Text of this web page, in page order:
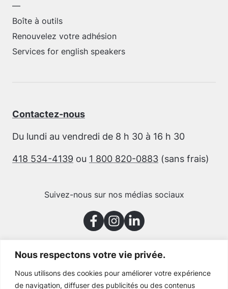
Nous respectons votre vie privée.
Nous utilisons des cookies pour améliorer votre expérience
de navigation, diffuser des publicités ou des contenus
—
Boîte à outils
Renouvelez votre adhésion
Services for english speakers
Contactez-nous
Du lundi au vendredi de 8 h 30 à 16 h 30
418 534-4139 ou 1 800 820-0883 (sans frais)
Suivez-nous sur nos médias sociaux
Merci à nos partenaires